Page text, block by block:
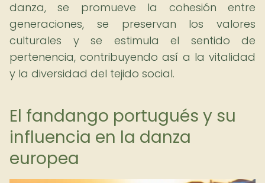
danza, se promueve la cohesión entre
generaciones, se preservan los valores
culturales y se estimula el sentido de
pertenencia, contribuyendo así a la vitalidad
y la diversidad del tejido social.
El fandango portugués y su
influencia en la danza
europea